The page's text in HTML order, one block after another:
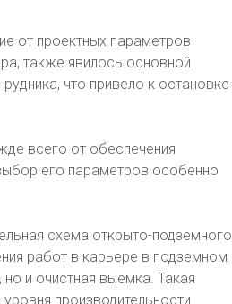
от проектных параметров
также явилось основной
что привело к остановке
всего от обеспечения
его параметров особенно
схема открыто-подземного
работ в карьере в подземном
и очистная выемка. Такая
производительности